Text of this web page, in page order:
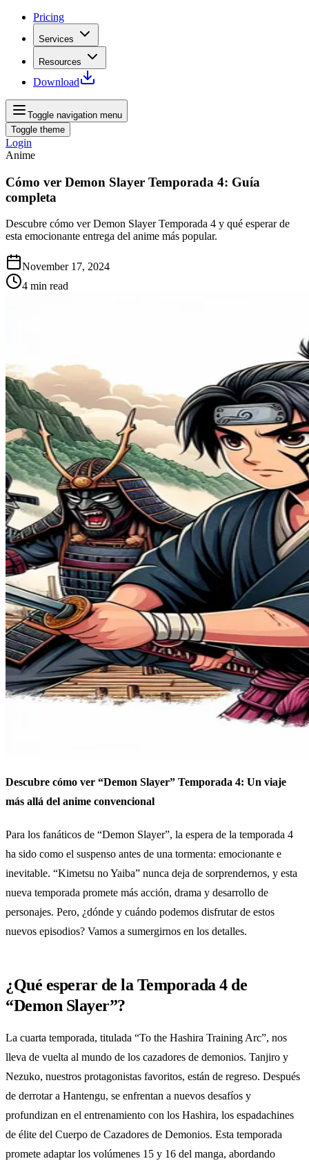
Pricing
Services
Resources
Download
Toggle navigation menu
Toggle theme
Login
Anime
Cómo ver Demon Slayer Temporada 4: Guía
completa
Descubre cómo ver Demon Slayer Temporada 4 y qué esperar de
esta emocionante entrega del anime más popular.
November 17, 2024
4 min read
Descubre cómo ver “Demon Slayer” Temporada 4: Un viaje
más allá del anime convencional
Para los fanáticos de “Demon Slayer”, la espera de la temporada 4
ha sido como el suspenso antes de una tormenta: emocionante e
inevitable. “Kimetsu no Yaiba” nunca deja de sorprendernos, y esta
nueva temporada promete más acción, drama y desarrollo de
personajes. Pero, ¿dónde y cuándo podemos disfrutar de estos
nuevos episodios? Vamos a sumergirnos en los detalles.
¿Qué esperar de la Temporada 4 de
“Demon Slayer”?
La cuarta temporada, titulada “To the Hashira Training Arc”, nos
lleva de vuelta al mundo de los cazadores de demonios. Tanjiro y
Nezuko, nuestros protagonistas favoritos, están de regreso. Después
de derrotar a Hantengu, se enfrentan a nuevos desafíos y
profundizan en el entrenamiento con los Hashira, los espadachines
de élite del Cuerpo de Cazadores de Demonios. Esta temporada
promete adaptar los volúmenes 15 y 16 del manga, abordando